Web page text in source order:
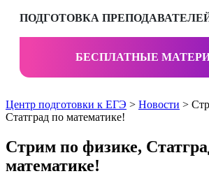
ПОДГОТОВКА
БЕСПЛАТНЫЕ
Центр подготовки к ЕГЭ > Новости >
Статград по математике!
Стрим по физике,
математике!